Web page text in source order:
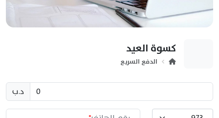
كسوة العيد
الدفع السريع
د.ب